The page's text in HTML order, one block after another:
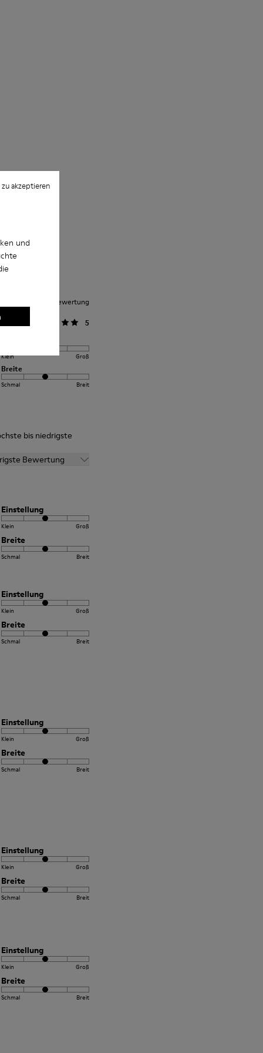
und
akzeptieren
Kundenbewertung
5
Klein Groß
Breite
Schmal Breit
bis niedrigste
Bewertung
Einstellung
Klein Groß
Breite
Schmal Breit
Einstellung
Klein Groß
Breite
Schmal Breit
Einstellung
Klein Groß
Breite
Schmal Breit
Einstellung
Klein Groß
Breite
Schmal Breit
Einstellung
Klein Groß
Breite
Schmal Breit